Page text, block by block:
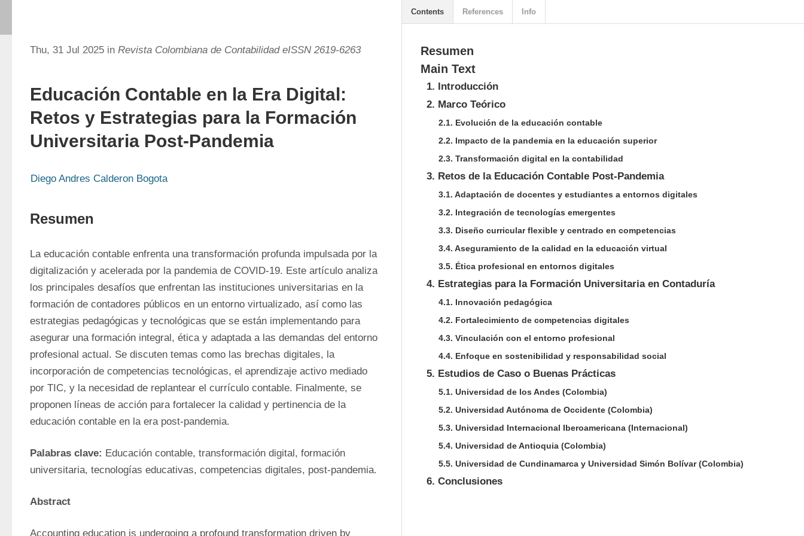
Thu, 31 Jul 2025 in Revista Colombiana de Contabilidad eISSN 2619-6263
Educación Contable en la Era Digital:
Retos y Estrategias para la Formación
Universitaria Post-Pandemia
Diego Andres Calderon Bogota
Resumen
La educación contable enfrenta una transformación profunda impulsada por la
digitalización y acelerada por la pandemia de COVID-19. Este artículo analiza
los principales desafíos que enfrentan las instituciones universitarias en la
formación de contadores públicos en un entorno virtualizado, así como las
estrategias pedagógicas y tecnológicas que se están implementando para
asegurar una formación integral, ética y adaptada a las demandas del entorno
profesional actual. Se discuten temas como las brechas digitales, la
incorporación de competencias tecnológicas, el aprendizaje activo mediado
por TIC, y la necesidad de replantear el currículo contable. Finalmente, se
proponen líneas de acción para fortalecer la calidad y pertinencia de la
educación contable en la era post-pandemia.
Palabras clave: Educación contable, transformación digital, formación
universitaria, tecnologías educativas, competencias digitales, post-pandemia.
Abstract
Accounting education is undergoing a profound transformation driven by
Resumen
Main Text
1. Introducción
2. Marco Teórico
2.1. Evolución de la educación contable
2.2. Impacto de la pandemia en la educación superior
2.3. Transformación digital en la contabilidad
3. Retos de la Educación Contable Post-Pandemia
3.1. Adaptación de docentes y estudiantes a entornos digitales
3.2. Integración de tecnologías emergentes
3.3. Diseño curricular flexible y centrado en competencias
3.4. Aseguramiento de la calidad en la educación virtual
3.5. Ética profesional en entornos digitales
4. Estrategias para la Formación Universitaria en Contaduría
4.1. Innovación pedagógica
4.2. Fortalecimiento de competencias digitales
4.3. Vinculación con el entorno profesional
4.4. Enfoque en sostenibilidad y responsabilidad social
5. Estudios de Caso o Buenas Prácticas
5.1. Universidad de los Andes (Colombia)
5.2. Universidad Autónoma de Occidente (Colombia)
5.3. Universidad Internacional Iberoamericana (Internacional)
5.4. Universidad de Antioquia (Colombia)
5.5. Universidad de Cundinamarca y Universidad Simón Bolívar (Colombia)
6. Conclusiones
Contents References Info